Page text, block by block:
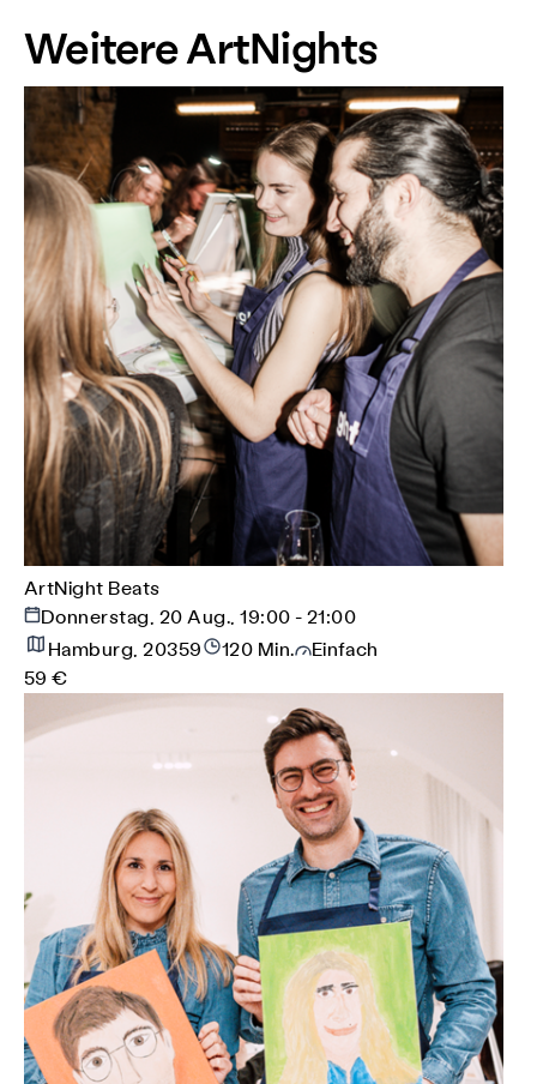
Weitere ArtNights
ArtNight Beats
Donnerstag, 20 Aug., 19:00 - 21:00
Hamburg, 20359
120 Min.
Einfach
59 €